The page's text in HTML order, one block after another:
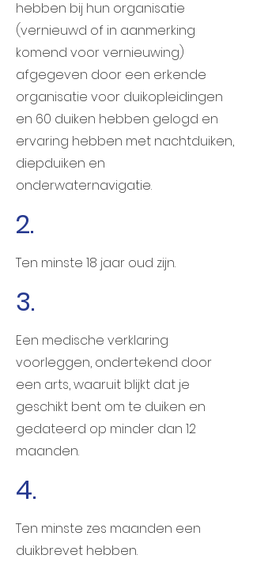
hebben bij hun organisatie
(vernieuwd of in aanmerking
komend voor vernieuwing)
afgegeven door een erkende
organisatie voor duikopleidingen
en 60 duiken hebben gelogd en
ervaring hebben met nachtduiken,
diepduiken en
onderwaternavigatie.
2.
Ten minste 18 jaar oud zijn.
3.
Een medische verklaring
voorleggen, ondertekend door
een arts, waaruit blijkt dat je
geschikt bent om te duiken en
gedateerd op minder dan 12
maanden.
4.
Ten minste zes maanden een
duikbrevet hebben.